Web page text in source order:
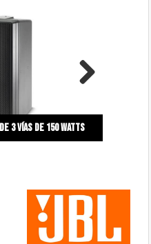
de 3 vías de 150 watts